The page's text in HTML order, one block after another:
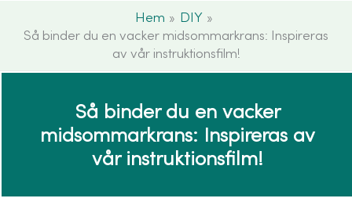
Hem
DIY
Så binder du en vacker midsommarkrans: Inspireras
av vår instruktionsfilm!
Så binder du en vacker
midsommarkrans: Inspireras av
vår instruktionsfilm!